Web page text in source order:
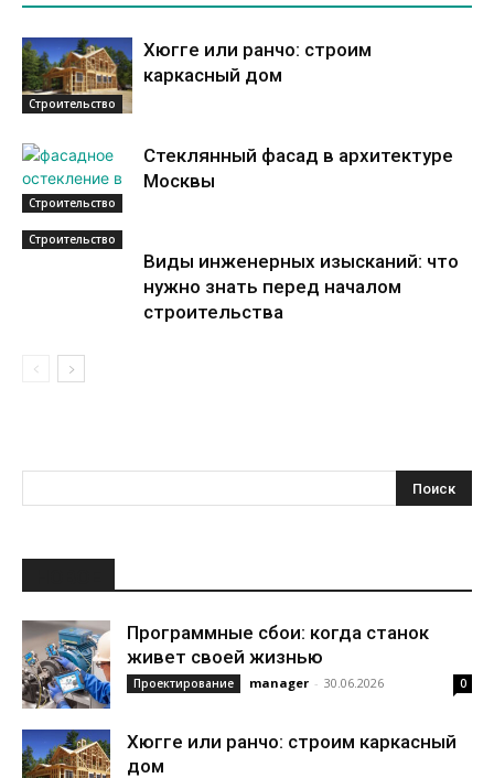
Строительство
Хюгге или ранчо: строим
каркасный дом
Строительство
Стеклянный фасад в архитектуре
Москвы
Строительство
Виды инженерных изысканий: что
нужно знать перед началом
строительства
Программные сбои: когда станок
живет своей жизнью
Проектирование manager - 30.06.2026 0
Хюгге или ранчо: строим каркасный
дом